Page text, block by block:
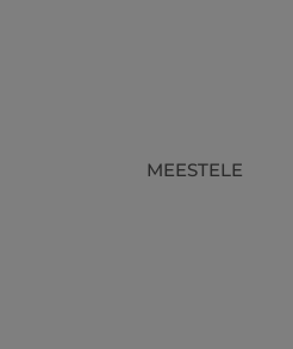
MEESTELE